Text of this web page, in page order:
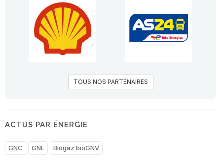
TOUS NOS PARTENAIRES
ACTUS PAR ÉNERGIE
GNC GNL Biogaz bioGNV